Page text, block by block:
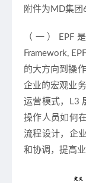
附件为MD集团
（一） EPF
Framework,
的大方向到操
企业的宏观业
运营模式，L3
操作人员如何
流程设计，企
和协调，提高